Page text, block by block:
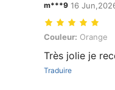
m***9 16
Couleur: Orange,
Couleur: Orange
Très jolie je
Traduire